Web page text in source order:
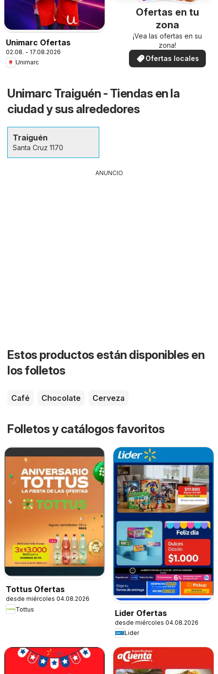
Unimarc Ofertas
02.08. - 17.08.2026
Unimarc
Ofertas en tu
zona
¡Vea las ofertas en su
zona!
Ofertas locales
Unimarc Traiguén - Tiendas en la
ciudad y sus alrededores
Traiguén
Santa Cruz 1170
ANUNCIO
Estos productos están disponibles en
los folletos
Café Chocolate Cerveza
Folletos y catálogos favoritos
Tottus Ofertas
desde miércoles 04.08.2026
Tottus
Lider Ofertas
desde miércoles 04.08.2026
Lider